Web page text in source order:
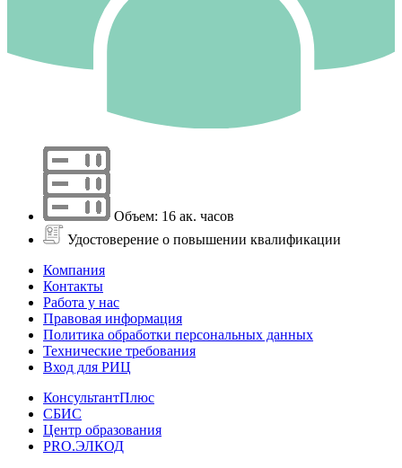
Объем: 16 ак. часов
Удостоверение о повышении квалификации
Компания
Контакты
Работа у нас
Правовая информация
Политика обработки персональных данных
Технические требования
Вход для РИЦ
КонсультантПлюс
СБИС
Центр образования
PRO.ЭЛКОД